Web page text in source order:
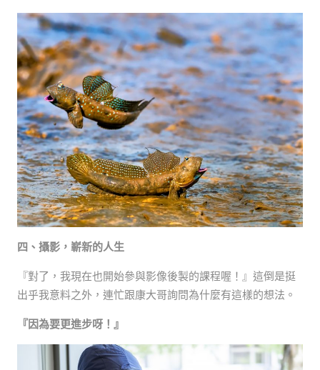
四、攝影，嶄新的人生
『對了，我現在也開始參與影像後製的課程喔！』這倒是挺
出乎我意料之外，連忙跟康大哥詢問為什麼有這樣的想法。
『因為要更進步呀！』